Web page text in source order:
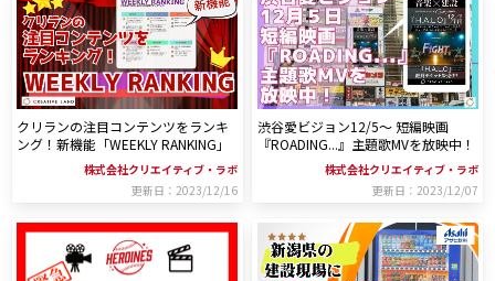
クリランの注目コンテンツをランキ
ング！新機能「WEEKLY RANKING」
株式会社クリエイティブ・ラボ
更新日：2023/12/16
渋谷愛ビジョン12/5～ 短編映画
『ROADING...』主題歌MVを放映中！
株式会社クリエイティブ・ラボ
更新日：2023/12/07